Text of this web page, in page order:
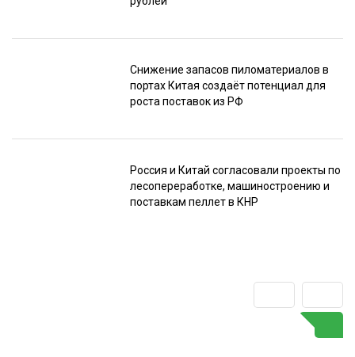
Снижение запасов пиломатериалов в
портах Китая создаёт потенциал для
роста поставок из РФ
Россия и Китай согласовали проекты по
лесопереработке, машиностроению и
поставкам пеллет в КНР